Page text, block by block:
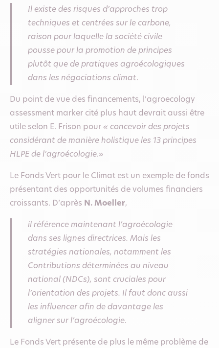
Il existe des risques d’approches trop
techniques et centrées sur le carbone,
raison pour laquelle la société civile
pousse pour la promotion de principes
plutôt que de pratiques agroécologiques
dans les négociations climat.
Du point de vue des financements, l’agroecology
assessment marker cité plus haut devrait aussi être
utile selon E. Frison pour « concevoir des projets
considérant de manière holistique les 13 principes
HLPE de l’agroécologie.»
Le Fonds Vert pour le Climat est un exemple de fonds
présentant des opportunités de volumes financiers
croissants. D’après N. Moeller,
il référence maintenant l’agroécologie
dans ses lignes directrices. Mais les
stratégies nationales, notamment les
Contributions déterminées au niveau
national (NDCs), sont cruciales pour
l’orientation des projets. Il faut donc aussi
les influencer afin de davantage les
aligner sur l’agroécologie.
Le Fonds Vert présente de plus le même problème de